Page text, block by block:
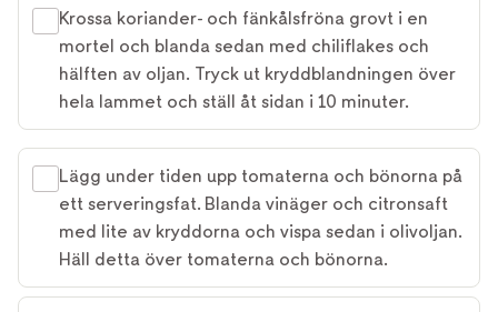
Krossa koriander- och fänkålsfröna grovt i en
mortel och blanda sedan med chiliflakes och
hälften av oljan. Tryck ut kryddblandningen över
hela lammet och ställ åt sidan i 10 minuter.
Lägg under tiden upp tomaterna och bönorna på
ett serveringsfat. Blanda vinäger och citronsaft
med lite av kryddorna och vispa sedan i olivoljan.
Häll detta över tomaterna och bönorna.